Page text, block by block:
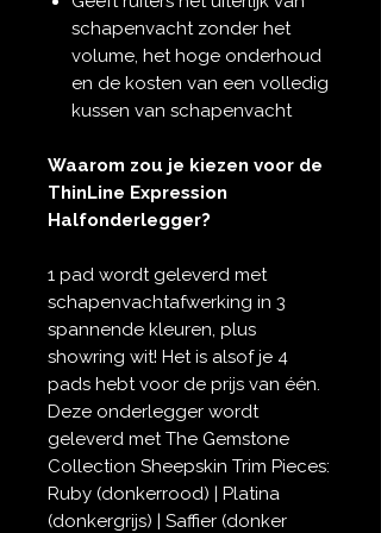
schapenvacht zonder het
volume, het hoge onderhoud
en de kosten van een volledig
kussen van schapenvacht
Waarom zou je kiezen voor de
ThinLine Expression
Halfonderlegger?
1 pad wordt geleverd met
schapenvachtafwerking in 3
spannende kleuren, plus
showring wit! Het is alsof je 4
pads hebt voor de prijs van één.
Deze onderlegger wordt
geleverd met The Gemstone
Collection Sheepskin Trim Pieces:
Ruby (donkerrood) | Platina
(donkergrijs) | Saffier (donker